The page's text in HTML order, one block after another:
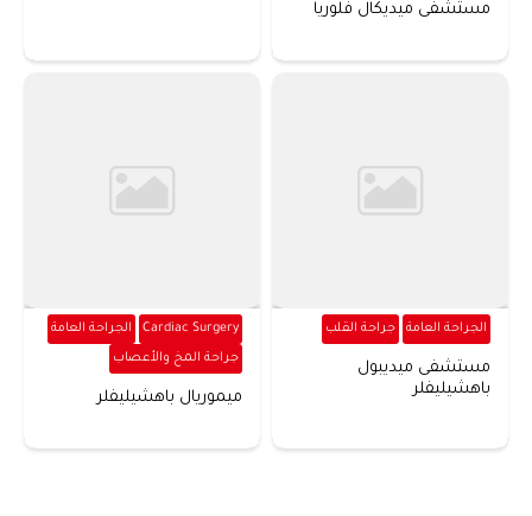
مستشفى ميديكال فلوريا
الجراحة العامة جراحة القلب
مستشفى ميديبول
باهشيليفلر
Cardiac Surgery الجراحة العامة
جراحة المخ والأعصاب
ميموريال باهشيليفلر